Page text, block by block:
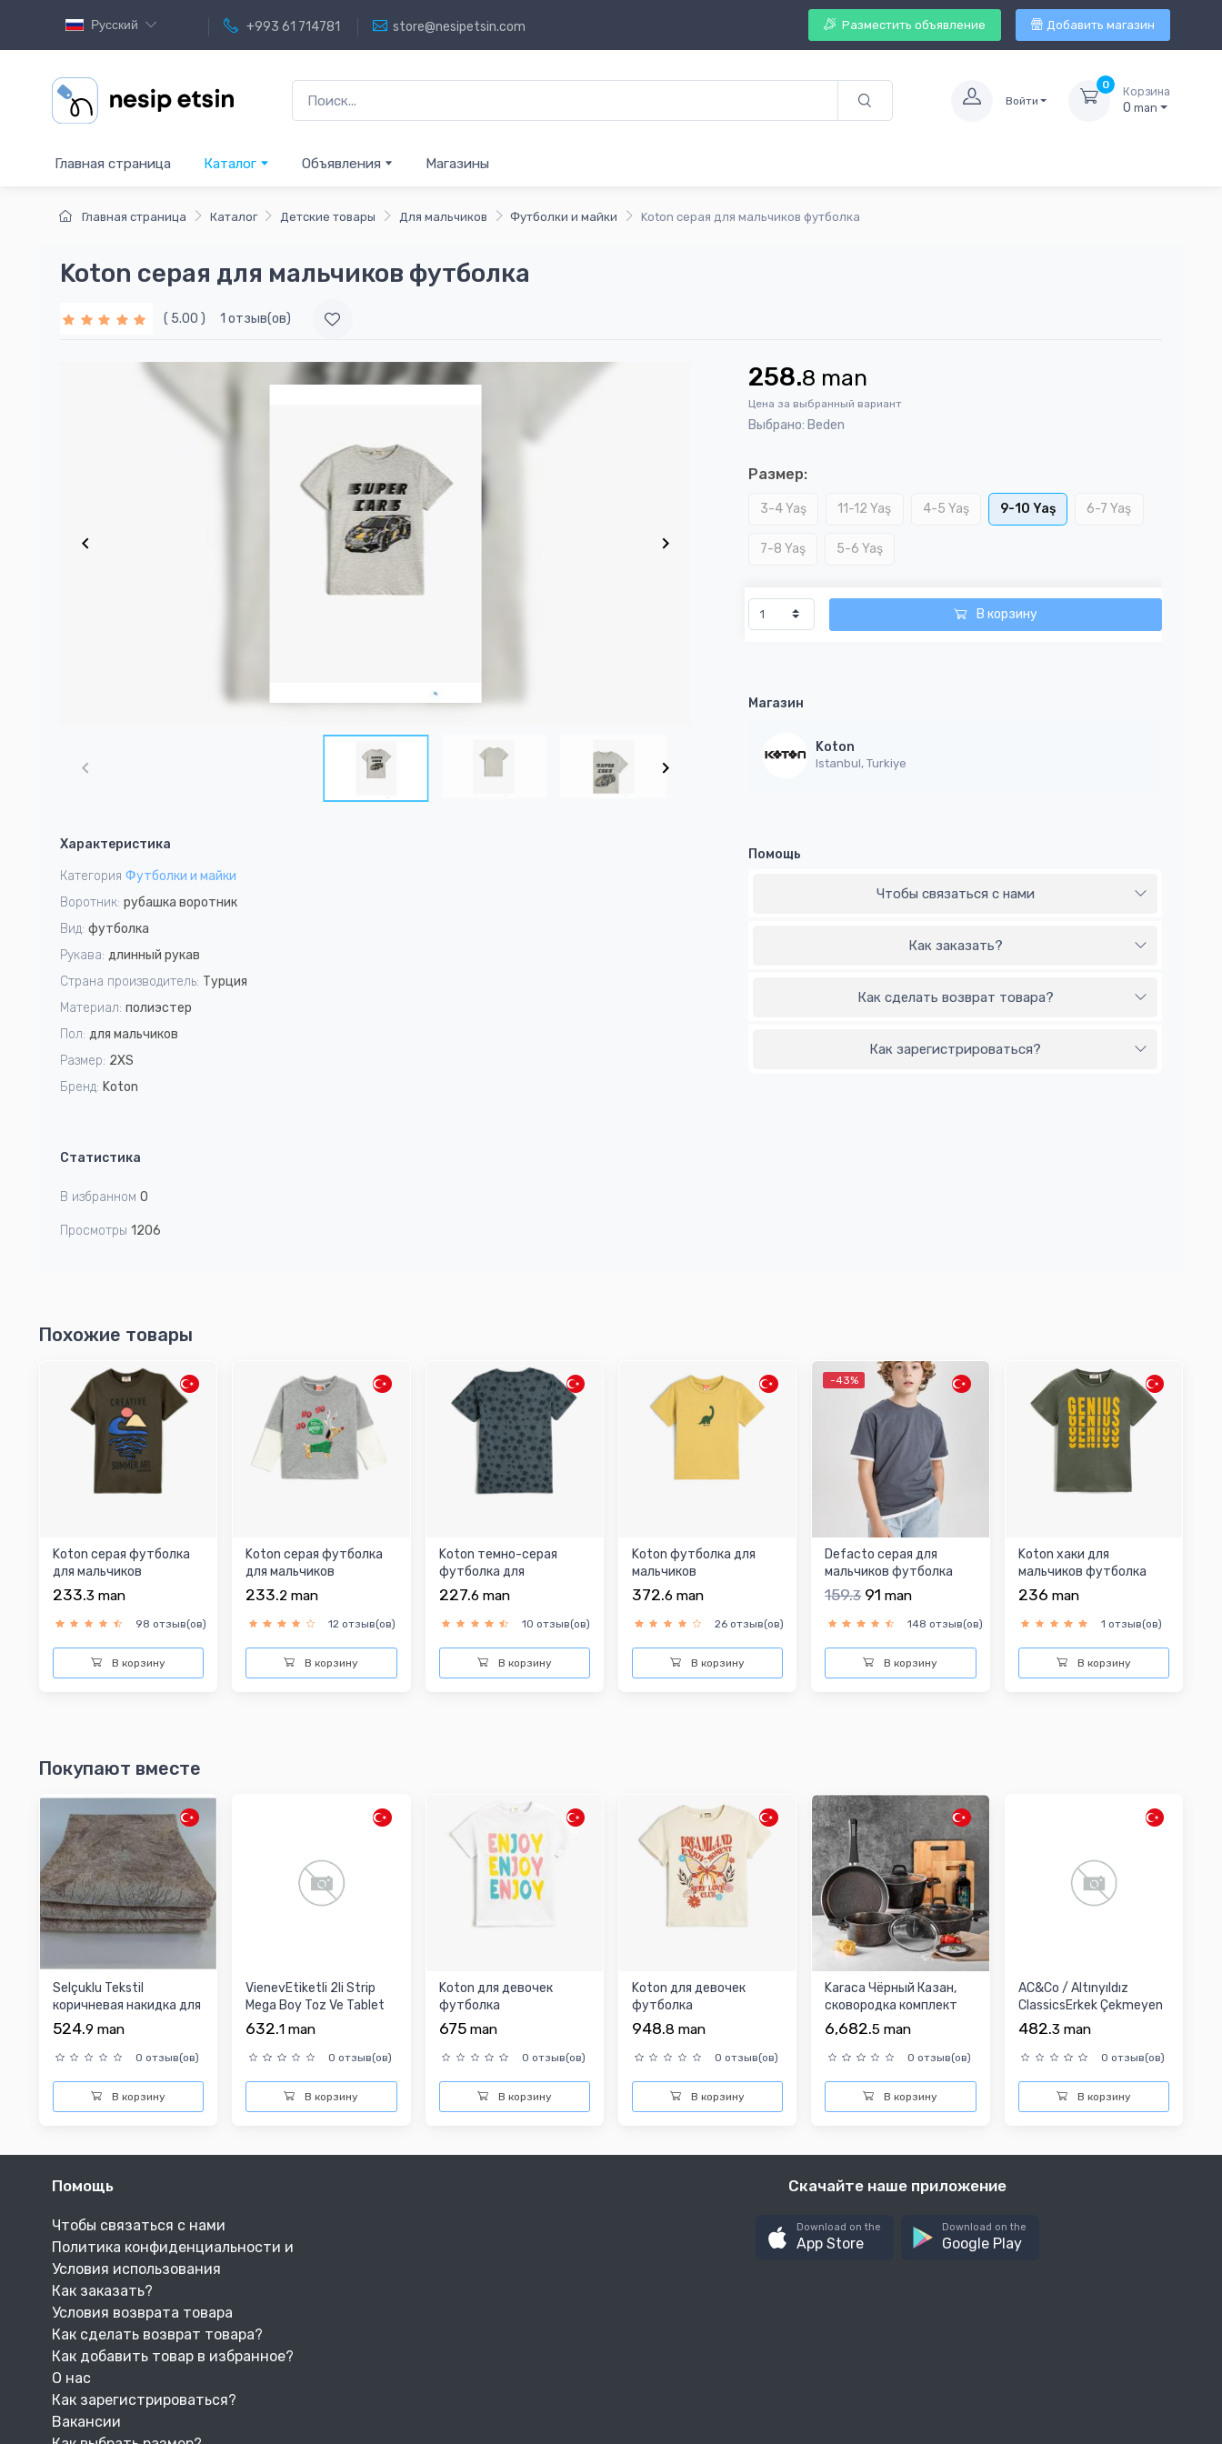
Русский +993 61 714781 store@nesipetsin.com Разместить объявление Добавить магазин
Войти
0
Корзина
0 man
Главная страница Каталог Объявления Магазины
Главная страница Каталог Детские товары Для мальчиков Футболки и майки Koton серая для мальчиков футболка
Koton серая для мальчиков футболка
( 5.00 ) 1 отзыв(ов)
3
Характеристика
Категория Футболки и майки
Воротник: рубашка воротник
Вид: футболка
Рукава: длинный рукав
Страна производитель: Турция
Материал: полиэстер
Пол: для мальчиков
Размер: 2XS
Бренд: Koton
Статистика
В избранном 0
Просмотры 1206
258.8 man
Цена за выбранный вариант
Выбрано: Beden
Размер:
3-4 Yaş 11-12 Yaş 4-5 Yaş 9-10 Yaş 6-7 Yaş
7-8 Yaş 5-6 Yaş
В корзину
Магазин
Koton
Istanbul, Turkiye
Помощь
Чтобы связаться с нами
Как заказать?
Как сделать возврат товара?
Как зарегистрироваться?
Похожие товары
Koton серая футболка
для мальчиков
233.3 man
98 отзыв(ов)
В корзину
Koton серая футболка
для мальчиков
233.2 man
12 отзыв(ов)
В корзину
Koton темно-серая
футболка для
мальчиков
227.6 man
10 отзыв(ов)
В корзину
Koton футболка для
мальчиков
372.6 man
26 отзыв(ов)
В корзину
-43%
Defacto серая для
мальчиков футболка
159.3 91man
148 отзыв(ов)
В корзину
Koton хаки для
мальчиков футболка
236 man
1 отзыв(ов)
В корзину
Покупают вместе
Selçuklu Tekstil
коричневая накидка для
дивана
524.9 man
0 отзыв(ов)
В корзину
VienevEtiketli 2li Strip
Mega Boy Toz Ve Tablet
Deterjan Sak...
632.1 man
0 отзыв(ов)
В корзину
Koton для девочек
футболка
675 man
0 отзыв(ов)
В корзину
Koton для девочек
футболка
948.8 man
0 отзыв(ов)
В корзину
Karaca Чёрный Казан,
сковородка комплект
6,682.5 man
0 отзыв(ов)
В корзину
AC&Co / Altınyıldız
ClassicsErkek Çekmeyen
Pamuklu Kumaş Sli...
482.3 man
0 отзыв(ов)
В корзину
Помощь
Чтобы связаться с нами
Политика конфиденциальности и
Условия использования
Как заказать?
Условия возврата товара
Как сделать возврат товара?
Как добавить товар в избранное?
О нас
Как зарегистрироваться?
Вакансии
Скачайте наше приложение
Download on the
App Store
Download on the
Google Play